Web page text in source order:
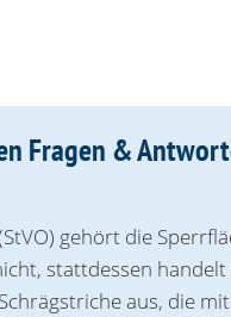
Fragen &
gehört die
stattdessen
aus, die